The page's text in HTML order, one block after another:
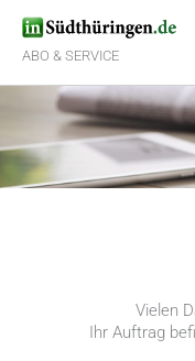
Inhalt
springen
ABO & SERVICE
Vielen
Ihr Auftrag